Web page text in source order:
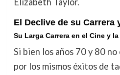
El Declive de su Carrera
Su Larga Carrera en el Cine y
Si bien los años 70 y 80
por los mismos éxitos de